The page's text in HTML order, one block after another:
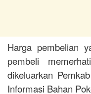
Harga pembelian
pembeli
dikeluarkan
Informasi Bahan